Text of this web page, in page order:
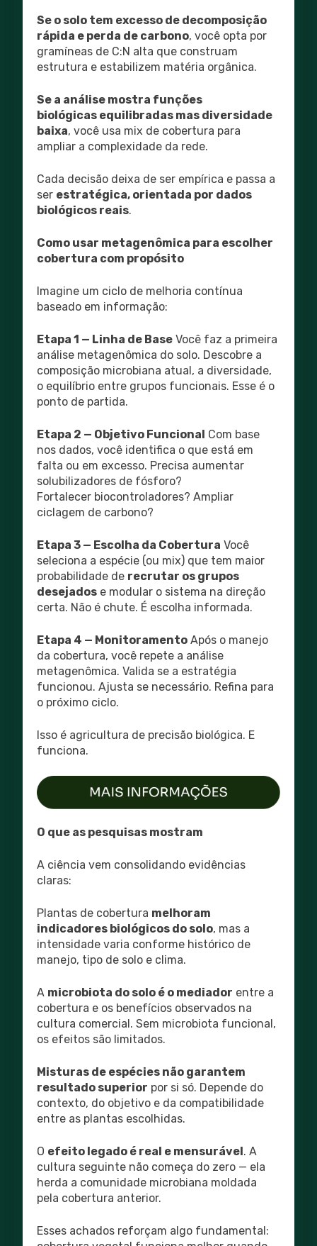
Se o solo tem excesso de decomposição
rápida e perda de carbono, você opta por
gramíneas de C:N alta que construam
estrutura e estabilizem matéria orgânica.
Se a análise mostra funções
biológicas equilibradas mas diversidade
baixa, você usa mix de cobertura para
ampliar a complexidade da rede.
Cada decisão deixa de ser empírica e passa a
ser estratégica, orientada por dados
biológicos reais.
Como usar metagenômica para escolher
cobertura com propósito
Imagine um ciclo de melhoria contínua
baseado em informação:
Etapa 1 — Linha de Base Você faz a primeira
análise metagenômica do solo. Descobre a
composição microbiana atual, a diversidade,
o equilíbrio entre grupos funcionais. Esse é o
ponto de partida.
Etapa 2 — Objetivo Funcional Com base
nos dados, você identifica o que está em
falta ou em excesso. Precisa aumentar
solubilizadores de fósforo?
Fortalecer biocontroladores? Ampliar
ciclagem de carbono?
Etapa 3 — Escolha da Cobertura Você
seleciona a espécie (ou mix) que tem maior
probabilidade de recrutar os grupos
desejados e modular o sistema na direção
certa. Não é chute. É escolha informada.
Etapa 4 — Monitoramento Após o manejo
da cobertura, você repete a análise
metagenômica. Valida se a estratégia
funcionou. Ajusta se necessário. Refina para
o próximo ciclo.
Isso é agricultura de precisão biológica. E
funciona.
O que as pesquisas mostram
A ciência vem consolidando evidências
claras:
Plantas de cobertura melhoram
indicadores biológicos do solo, mas a
intensidade varia conforme histórico de
manejo, tipo de solo e clima.
A microbiota do solo é o mediador entre a
cobertura e os benefícios observados na
cultura comercial. Sem microbiota funcional,
os efeitos são limitados.
Misturas de espécies não garantem
resultado superior por si só. Depende do
contexto, do objetivo e da compatibilidade
entre as plantas escolhidas.
O efeito legado é real e mensurável . A
cultura seguinte não começa do zero — ela
herda a comunidade microbiana moldada
pela cobertura anterior.
Esses achados reforçam algo fundamental: